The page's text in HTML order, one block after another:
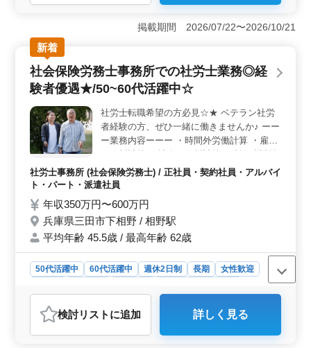
な環境が整っています。まず、駅チカの立地は通勤の負
担を軽減し、毎日の通勤時間を有効活用できます。ま
た、土日祝休みの週休2日制は、仕事とプライベートのバ
ランスを取りやすく、リフレッシュする時間を確保でき
ます。 ＜業務内容＞ 建築・意匠設計の経験者を募
集しています。幅広い業務に携わることができ、施主打
ち合わせから現地調査、プランニング、設計の基本と実
施、積算、確認申請、書類作成、施工会社の選定、そし
て設計監理まで一貫して担当できます。 ＜給与・福
利厚生＞ 年収300万円から600万円までの幅広い給与設
定で、キャリアやスキルに応じた適切な報酬が提供され
ます。通勤手当は全額支給され、福利厚生も整っていま
す。さらに、CAD経験者や建築設計業務経験6年以上の方
には特に好条件が与えられます。
掲載期間 2026/07/22〜2026/10/21
新着
社会保険労務士事務所での社労士業務◎経
験者優遇★/50~60代活躍中☆
社労士転職希望の方必見☆★ ベテラン社労
者経験の方、ぜひ一緒に働きませんか♪ ーー
ー業務内容ーーー ・時間外労働計算 ・雇用
・年金加入期間、受給資格確認 ・裁定請求
書の作成、提出 等 ーーー備考ーーー ・完全
採用実績あり 培った経験とスキルが活かせ
ます！ お気軽にお問い合わせください♪
社労士事務所 (社会保険労務士) / 正社員・契約社員・アルバイ
ト・パート・派遣社員
年収350万円〜600万円
兵庫県三田市下相野 / 相野駅
平均年齢 45.5歳 / 最高年齢 62歳
50代活躍中 60代活躍中 週休2日制 長期
女性歓迎
おすすめポイント
＜ベテラン社労士優遇＞ 経験豊富な社労士の方を歓迎
検討リスト に追加 詳しく見る